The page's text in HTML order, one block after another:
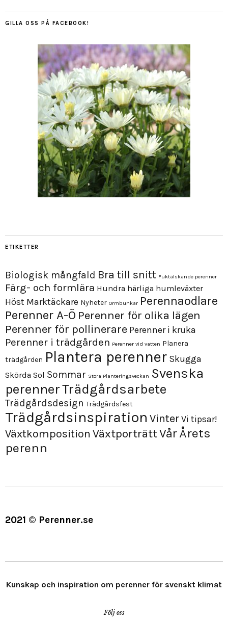
GILLA OSS PÅ FACEBOOK!
ETIKETTER
Biologisk mångfald Bra till snitt Fuktälskande perenner
Färg- och formlära Hundra härliga humleväxter
Höst Marktäckare Nyheter Ormbunkar Perennaodlare
Perenner A-Ö Perenner för olika lägen
Perenner för pollinerare Perenner i kruka
Perenner i trädgården Perenner vid vatten Planera
trädgården Plantera perenner Skugga
Skörda Sol Sommar Stora Planteringsveckan Svenska
perennerTrädgårdsarbete
Trädgårdsdesign Trädgårdsfest
Trädgårdsinspiration VinterVi tipsar!
Växtkomposition VäxtporträttVårÅrets
perenn
2021 © Perenner.se
Kunskap och inspiration om perenner för svenskt klimat
Följ oss